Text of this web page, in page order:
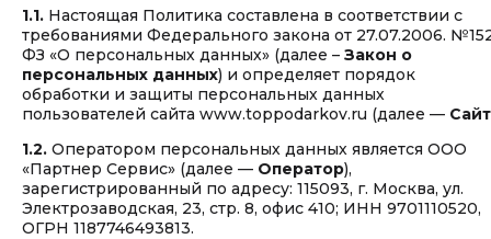
1.1. Настоящая Политика составлена в соответствии с
требованиями Федерального закона от 27.07.2006.
ФЗ «О персональных данных» (далее – Закон о
персональных данных) и определяет порядок
обработки и защиты персональных данных
пользователей сайта www.toppodarkov.ru (далее — Сайт
1.2. Оператором персональных данных является ООО
«Партнер Сервис» (далее — Оператор),
зарегистрированный по адресу: 115093, г. Москва, ул.
Электрозаводская, 23, стр. 8, офис 410; ИНН 9701110520,
ОГРН 1187746493813.